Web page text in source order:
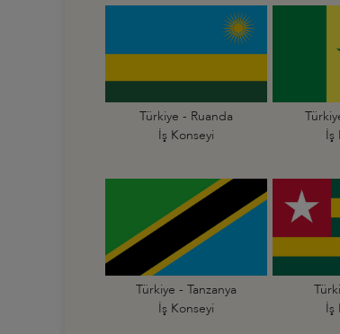
Türkiye - Ruanda
İş Konseyi
İş
Türkiye - Tanzanya
İş Konseyi
İş